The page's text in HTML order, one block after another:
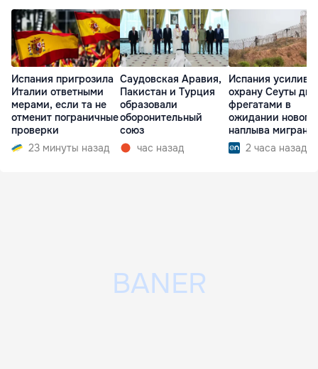
Испания пригрозила
Италии ответными
мерами, если та не
отменит пограничные
проверки
23 минуты назад
Саудовская Аравия,
Пакистан и Турция
образовали
оборонительный
союз
час назад
Испания
охрану Сеуты
фрегатами в
ожидании нового
наплыва
2 часа назад